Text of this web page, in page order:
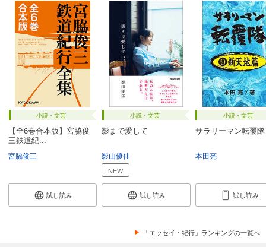
小説・文芸
【全6巻合本版】宮脇俊
三鉄道紀...
宮脇俊三
試し読み
小説・文芸
影まで愛して
影山優佳
NEW
試し読み
小説・文芸
サラリーマン転覆隊
本田亮
試し読み
「エッセイ・紀行」ランキングの一覧へ